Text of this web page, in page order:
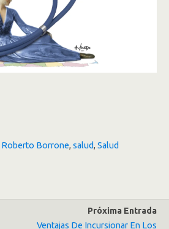
Roberto Borrone, salud, Salud
Próxima Entrada
Ventajas De Incursionar En Los